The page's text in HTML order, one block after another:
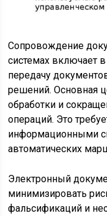
Сопровождение
системах включает
передачу
решений. Основная
обработки и
операций. Это
информационными
автоматических
Электронный
минимизировать
фальсификаций и